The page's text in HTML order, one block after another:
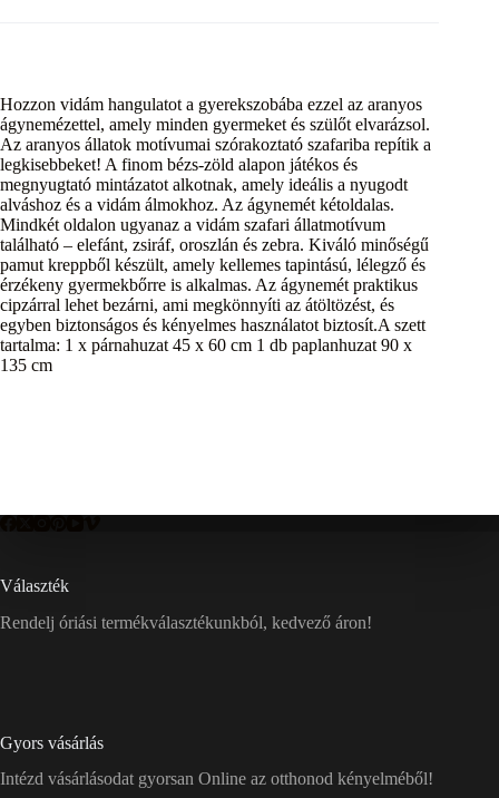
Hozzon vidám hangulatot a gyerekszobába ezzel az aranyos
ágynemézettel, amely minden gyermeket és szülőt elvarázsol.
Az aranyos állatok motívumai szórakoztató szafariba repítik a
legkisebbeket! A finom bézs-zöld alapon játékos és
megnyugtató mintázatot alkotnak, amely ideális a nyugodt
alváshoz és a vidám álmokhoz. Az ágynemét kétoldalas.
Mindkét oldalon ugyanaz a vidám szafari állatmotívum
található – elefánt, zsiráf, oroszlán és zebra. Kiváló minőségű
pamut kreppből készült, amely kellemes tapintású, lélegző és
érzékeny gyermekbőrre is alkalmas. Az ágynemét praktikus
cipzárral lehet bezárni, ami megkönnyíti az átöltözést, és
egyben biztonságos és kényelmes használatot biztosít.A szett
tartalma: 1 x párnahuzat 45 x 60 cm 1 db paplanhuzat 90 x
135 cm
Választék
Rendelj óriási termékválasztékunkból, kedvező áron!
Gyors vásárlás
Intézd vásárlásodat gyorsan Online az otthonod kényelméből!